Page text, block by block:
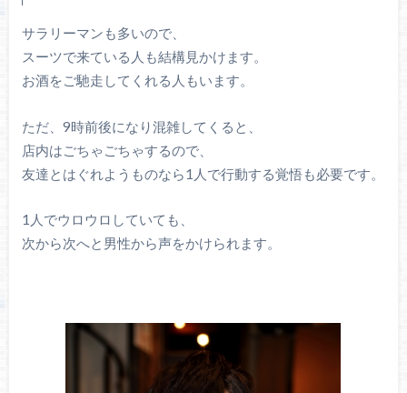
サラリーマンも多いので、
スーツで来ている人も結構見かけます。
お酒をご馳走してくれる人もいます。
ただ、9時前後になり混雑してくると、
店内はごちゃごちゃするので、
友達とはぐれようものなら1人で行動する覚悟も必要です。
1人でウロウロしていても、
次から次へと男性から声をかけられます。